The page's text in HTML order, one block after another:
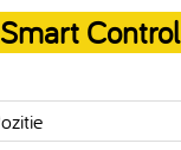
Smart Control